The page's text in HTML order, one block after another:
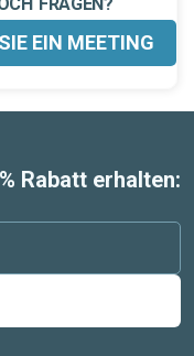
EIN MEETING
Rabatt erhalten: